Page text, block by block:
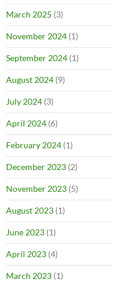
March 2025 (3)
November 2024 (1)
September 2024 (1)
August 2024 (9)
July 2024 (3)
April 2024 (6)
February 2024 (1)
December 2023 (2)
November 2023 (5)
August 2023 (1)
June 2023 (1)
April 2023 (4)
March 2023 (1)